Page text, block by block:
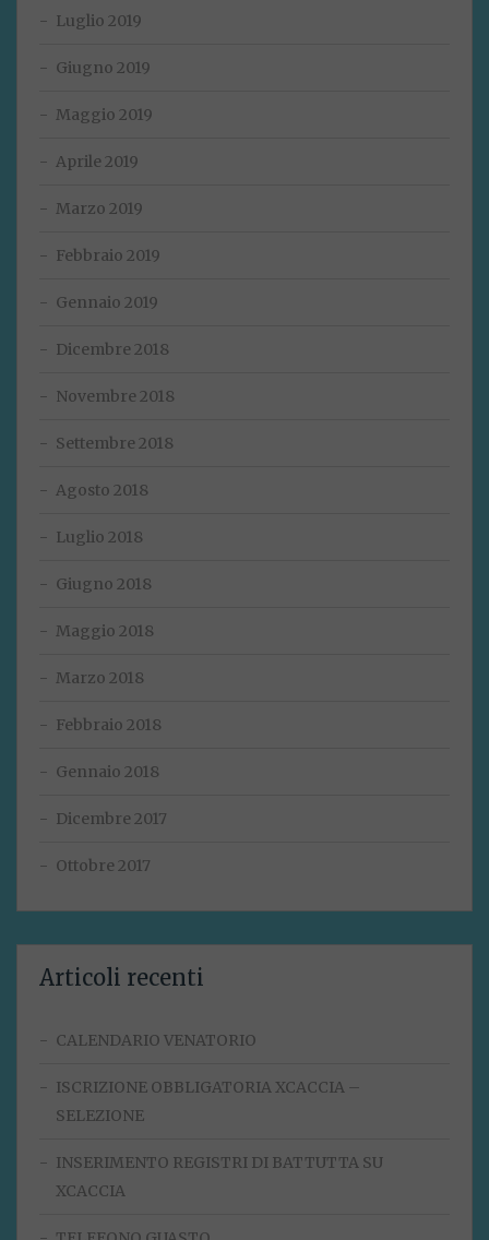
Luglio 2019
Giugno 2019
Maggio 2019
Aprile 2019
Marzo 2019
Febbraio 2019
Gennaio 2019
Dicembre 2018
Novembre 2018
Settembre 2018
Agosto 2018
Luglio 2018
Giugno 2018
Maggio 2018
Marzo 2018
Febbraio 2018
Gennaio 2018
Dicembre 2017
Ottobre 2017
Articoli recenti
CALENDARIO VENATORIO
ISCRIZIONE OBBLIGATORIA XCACCIA –
SELEZIONE
INSERIMENTO REGISTRI DI BATTUTTA SU
XCACCIA